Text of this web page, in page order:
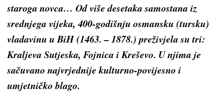
staroga novca… Od više desetaka samostana iz
srednjega vijeka, 400-godišnju osmansku (tursku)
vladavinu u BiH (1463. – 1878.) preživjela su tri:
Kraljeva Sutjeska, Fojnica i Kreševo. U njima je
sačuvano najvrjednije kulturno-povijesno i
umjetničko blago.